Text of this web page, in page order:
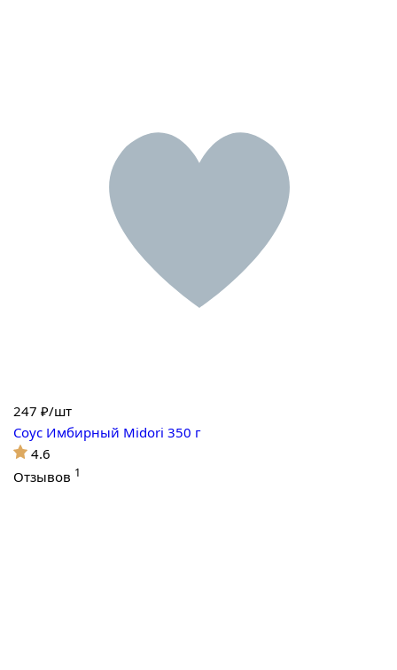
247 ₽/шт
Соус Имбирный Midori 350 г
4.6
Отзывов 1